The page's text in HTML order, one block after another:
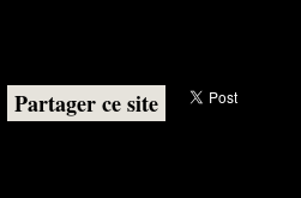
Partager ce site